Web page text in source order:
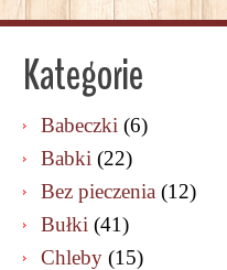
Kategorie
Babeczki (6)
Babki (22)
Bez pieczenia (12)
Bułki (41)
Chleby (15)